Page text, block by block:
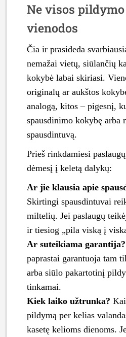
Ne visos
vienodos
Čia ir prasideda
nemažai vietų, siūlančių
kokybė labai skiriasi.
originalų ar aukštos
analogą, kitos – pigesnį,
spausdinimo kokybę arba
spausdintuvą.
Prieš rinkdamiesi
dėmesį į keletą dalykų:
Ar jie klausia apie
Skirtingi spausdintuvai
miltelių. Jei paslaugų
ir tiesiog „pila viską į
Ar suteikiama garantija?
paprastai garantuoja tam
arba siūlo pakartotinį
tinkamai.
Kiek laiko užtrunka?
pildymą per kelias
kasetę kelioms dienoms.